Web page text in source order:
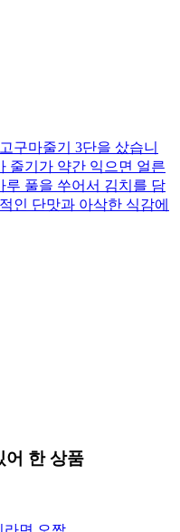
구마줄기 3단을 샀습니
줄기가 약간 익으면 얼른
루 풀을 쑤어서 김치를 담
인 단맛과 아삭한 식감에
어 한 상품